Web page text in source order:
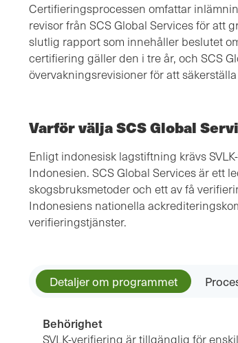
Certifieringsprocessen omfattar
revisor från SCS Global Services för att
slutlig rapport som innehåller beslutet
certifiering gäller den i tre år, och SCS
övervakningsrevisioner för att
Varför välja SCS Global
Enligt indonesisk lagstiftning krävs
Indonesien. SCS Global Services är ett
skogsbruksmetoder och ett av få
Indonesiens nationella
verifieringstjänster.
Detaljer om programmet
Behörighet
SVLK-verifiering är tillgänglig för